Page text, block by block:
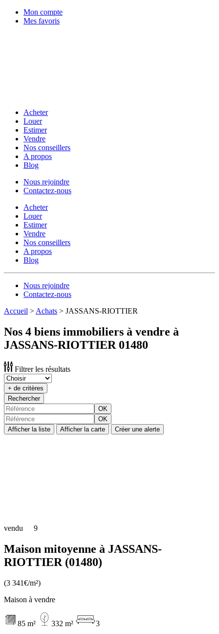
Mon compte
Mes favoris
Acheter
Louer
Estimer
Vendre
Nos conseillers
A propos
Blog
Nous rejoindre
Contactez-nous
Acheter
Louer
Estimer
Vendre
Nos conseillers
A propos
Blog
Nous rejoindre
Contactez-nous
Accueil > Achats > JASSANS-RIOTTIER
Nos 4 biens immobiliers à vendre à
JASSANS-RIOTTIER 01480
Filtrer les résultats
+ de critères
Rechercher
OK
OK
Afficher la liste
Afficher la carte Créer une alerte
vendu 9
Maison mitoyenne à JASSANS-
RIOTTIER (01480)
(3 341€/m²)
Maison à vendre
85 m² 332 m²
3